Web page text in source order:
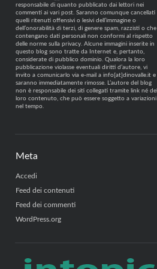
responsabile di quanto pubblicato dai lettori nei
commenti ai vari post. Saranno comunque cancellati
quelli ritenuti offensivi o lesivi dell’immagine o
dell’onorabilità di terzi, di genere spam, razzisti o che
contengano dati personali non conformi al rispetto
delle norme sulla privacy. Alcune immagini inserite in
questo blog sono tratte da Internet e, pertanto,
considerate di pubblico dominio. Qualora la loro
pubblicazione violasse eventuali diritti d’autore, vi
invito a comunicarlo via e-mail a info[at]dinovalle.it e
saranno immediatamente rimosse. L’autore del blog
non è responsabile dei siti collegati tramite link né del
loro contenuto, che può essere soggetto a variazioni
nel tempo.
Meta
Accedi
Feed dei contenuti
Feed dei commenti
WordPress.org